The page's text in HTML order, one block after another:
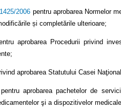
2006 pentru aprobarea Normelor
și completările ulterioare;
aprobarea Procedurii privind
aprobarea Statutului Casei
pentru aprobarea pachetelor de
şi a dispozitivelor